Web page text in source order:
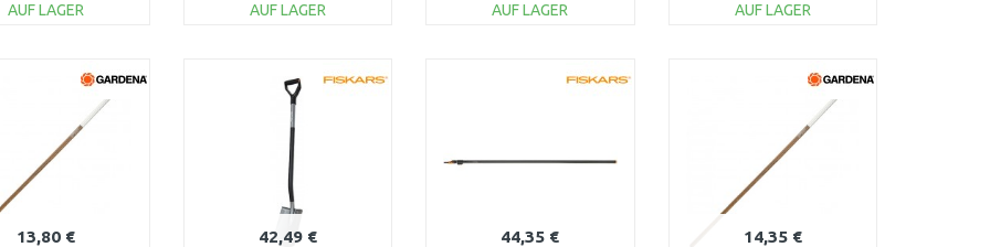
AUF LAGER
AUF LAGER
Vergleichen
AUF LAGER
AUF LAGER
13,80 € 42,49 € 44,35 € 14,35 €